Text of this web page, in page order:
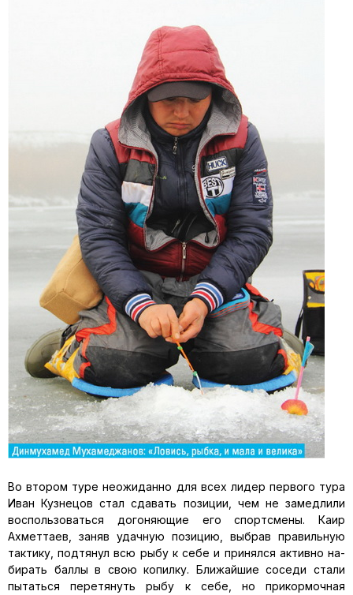
Во втором туре неожиданно для всех лидер первого тура
Иван Кузне­цов стал сдавать позиции, чем не замедлили
воспользоваться догоняю­щие его спортсмены. Каир
Ахметтаев, заняв удачную позицию, выбрав правильную
тактику, подтянул всю рыбу к себе и принялся активно на­
бирать баллы в свою копилку. Ближайшие соседи стали
пытаться пере­тянуть рыбу к себе, но прикормочная